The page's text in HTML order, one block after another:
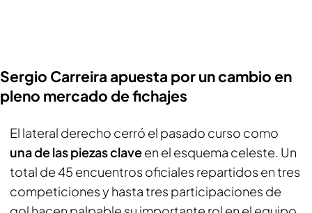
Sergio Carreira apuesta por un cambio en
pleno mercado de fichajes
El lateral derecho cerró el pasado curso como
una de las piezas claveen el esquema celeste. Un
total de 45 encuentros oficiales repartidos en tres
competiciones y hasta tres participaciones de